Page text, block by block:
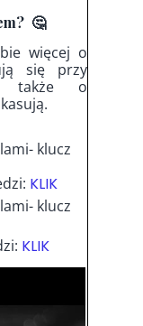
🤔
więcej o
się przy
także o
klucz
KLIK
klucz
KLIK